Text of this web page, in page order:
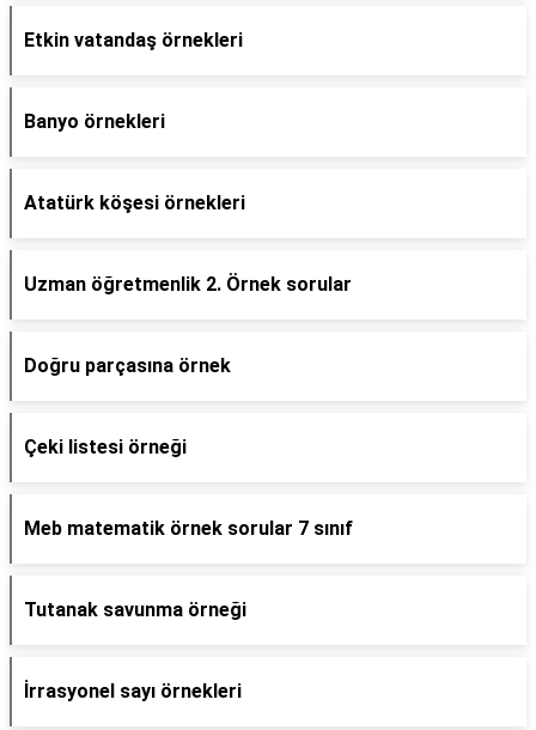
Etkin vatandaş örnekleri
Banyo örnekleri
Atatürk köşesi örnekleri
Uzman öğretmenlik 2. Örnek sorular
Doğru parçasına örnek
Çeki listesi örneği
Meb matematik örnek sorular 7 sınıf
Tutanak savunma örneği
İrrasyonel sayı örnekleri